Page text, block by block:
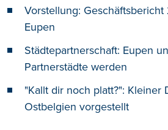
Vorstellung: Geschäftsbericht
Eupen
Städtepartnerschaft: Eupen
Partnerstädte werden
"Kallt dir noch platt?": Kleiner
Ostbelgien vorgestellt